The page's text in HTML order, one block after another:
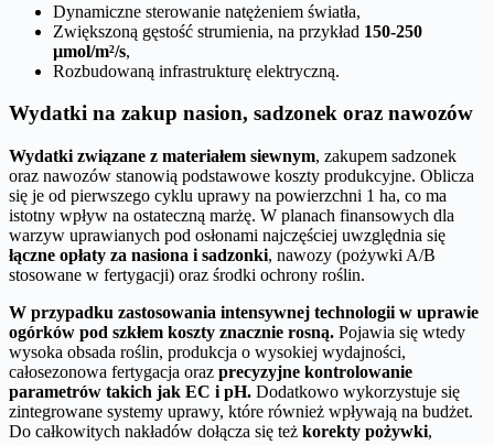
Dynamiczne sterowanie natężeniem światła,
Zwiększoną gęstość strumienia, na przykład 150-250
µmol/m²/s,
Rozbudowaną infrastrukturę elektryczną.
Wydatki na zakup nasion, sadzonek oraz nawozów
Wydatki związane z materiałem siewnym, zakupem sadzonek
oraz nawozów stanowią podstawowe koszty produkcyjne. Oblicza
się je od pierwszego cyklu uprawy na powierzchni 1 ha, co ma
istotny wpływ na ostateczną marżę. W planach finansowych dla
warzyw uprawianych pod osłonami najczęściej uwzględnia się
łączne opłaty za nasiona i sadzonki, nawozy (pożywki A/B
stosowane w fertygacji) oraz środki ochrony roślin.
W przypadku zastosowania intensywnej technologii w uprawie
ogórków pod szkłem koszty znacznie rosną. Pojawia się wtedy
wysoka obsada roślin, produkcja o wysokiej wydajności,
całosezonowa fertygacja oraz precyzyjne kontrolowanie
parametrów takich jak EC i pH. Dodatkowo wykorzystuje się
zintegrowane systemy uprawy, które również wpływają na budżet.
Do całkowitych nakładów dołącza się też korekty pożywki,